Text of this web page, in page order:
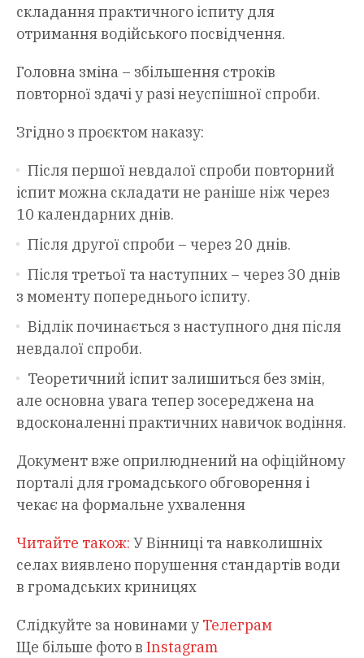
складання практичного іспиту для
отримання водійського посвідчення.
Головна зміна – збільшення строків
повторної здачі у разі неуспішної спроби.
Згідно з проєктом наказу:
Після першої невдалої спроби повторний
іспит можна складати не раніше ніж через
10 календарних днів.
Після другої спроби – через 20 днів.
Після третьої та наступних – через 30 днів
з моменту попереднього іспиту.
Відлік починається з наступного дня після
невдалої спроби.
Теоретичний іспит залишиться без змін,
але основна увага тепер зосереджена на
вдосконаленні практичних навичок водіння.
Документ вже оприлюднений на офіційному
порталі для громадського обговорення і
чекає на формальне ухвалення
Читайте також: У Вінниці та навколишніх
селах виявлено порушення стандартів води
в громадських криницях
Слідкуйте за новинами у Телеграм
Ще більше фото в Instagram